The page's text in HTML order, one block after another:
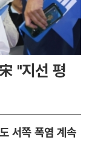
"지선 평
서쪽 폭염 계속